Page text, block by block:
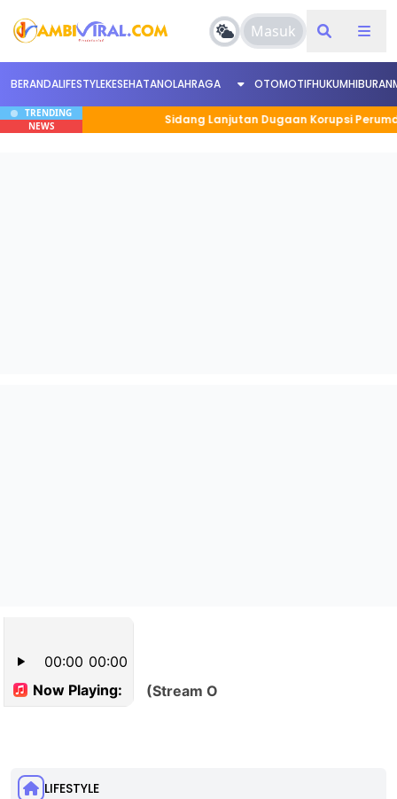
Masuk
BERANDALIFESTYLEKESEHATANOLAHRAGA OTOMOTIFHUKUMHIBURAN
TRENDING
NEWS
Sidang Lanjutan Dugaan Korupsi Perumda Kota
LIFESTYLE